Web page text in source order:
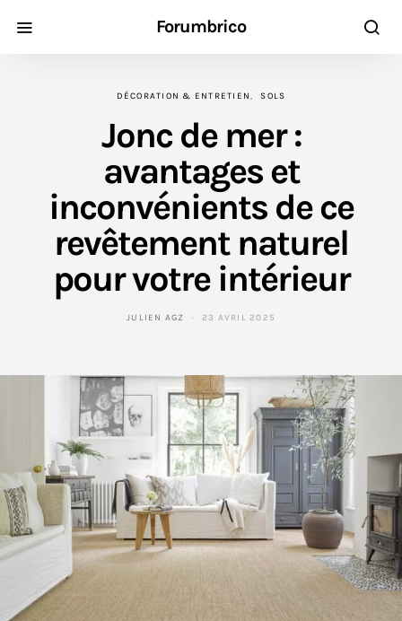
Forumbrico
DÉCORATION & ENTRETIEN SOLS
Jonc de mer :
avantages et
inconvénients de ce
revêtement naturel
pour votre intérieur
JULIEN AGZ 23 AVRIL 2025